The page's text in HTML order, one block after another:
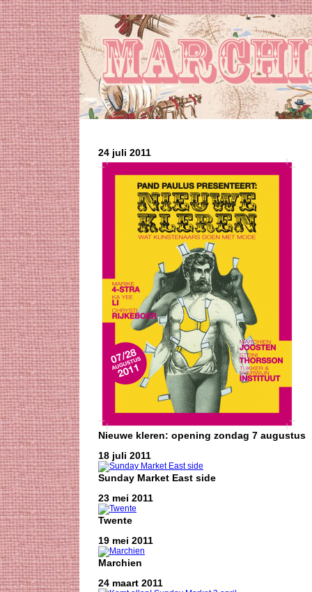
24 juli 2011
Nieuwe kleren: opening zondag 7 augustus
18 juli 2011
Sunday Market East side
23 mei 2011
Twente
19 mei 2011
Marchien
24 maart 2011